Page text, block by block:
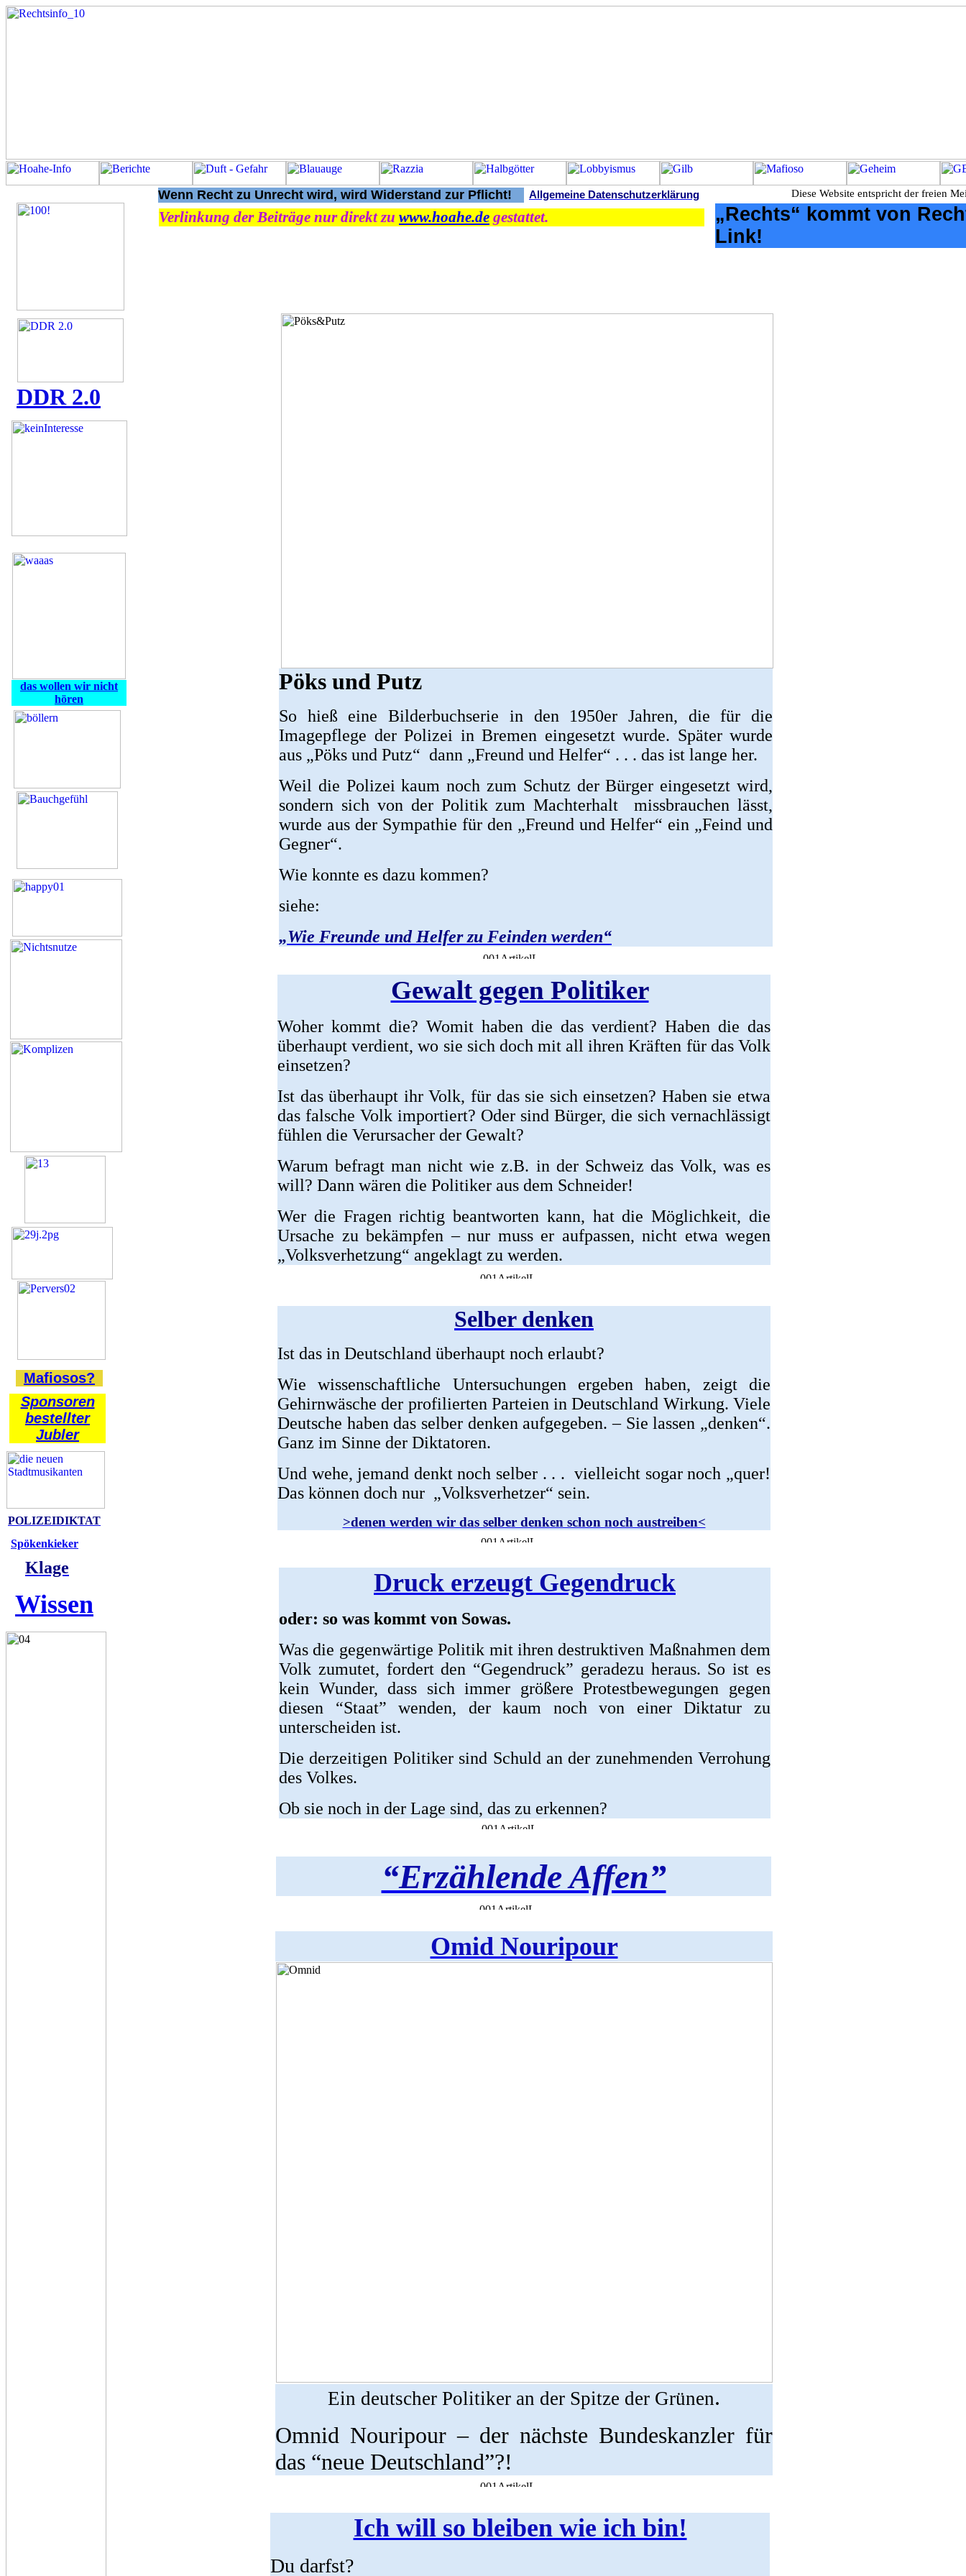
DDR 2.0
das wollen wir nicht
hören
Mafiosos?
Sponsoren
bestellter
Jubler
POLIZEIDIKTAT
Spökenkieker
Klage
Wissen
Wenn Recht zu Unrecht wird, wird Widerstand zur Pflicht! Allgemeine Datenschutzerklärung Diese Website entspricht der freien
Verlinkung der Beiträge nur direkt zu www.hoahe.de gestattet.
„Rechts“ kommt von
Link!
Pöks und Putz
So hieß eine Bilderbuchserie in den 1950er Jahren, die für die
Imagepflege der Polizei in Bremen eingesetzt wurde. Später wurde
aus „Pöks und Putz“ dann „Freund und Helfer“ . . . das ist lange her.
Weil die Polizei kaum noch zum Schutz der Bürger eingesetzt wird,
sondern sich von der Politik zum Machterhalt missbrauchen lässt,
wurde aus der Sympathie für den „Freund und Helfer“ ein „Feind und
Gegner“.
Wie konnte es dazu kommen?
siehe:
„Wie Freunde und Helfer zu Feinden werden“
Gewalt gegen Politiker
Woher kommt die? Womit haben die das verdient? Haben die das
überhaupt verdient, wo sie sich doch mit all ihren Kräften für das Volk
einsetzen?
Ist das überhaupt ihr Volk, für das sie sich einsetzen? Haben sie etwa
das falsche Volk importiert? Oder sind Bürger, die sich vernachlässigt
fühlen die Verursacher der Gewalt?
Warum befragt man nicht wie z.B. in der Schweiz das Volk, was es
will? Dann wären die Politiker aus dem Schneider!
Wer die Fragen richtig beantworten kann, hat die Möglichkeit, die
Ursache zu bekämpfen – nur muss er aufpassen, nicht etwa wegen
„Volksverhetzung“ angeklagt zu werden.
Selber denken
Ist das in Deutschland überhaupt noch erlaubt?
Wie wissenschaftliche Untersuchungen ergeben haben, zeigt die
Gehirnwäsche der profilierten Parteien in Deutschland Wirkung. Viele
Deutsche haben das selber denken aufgegeben. – Sie lassen „denken“.
Ganz im Sinne der Diktatoren.
Und wehe, jemand denkt noch selber . . . vielleicht sogar noch „quer!
Das können doch nur „Volksverhetzer“ sein.
>denen werden wir das selber denken schon noch austreiben<
Druck erzeugt Gegendruck
oder: so was kommt von Sowas.
Was die gegenwärtige Politik mit ihren destruktiven Maßnahmen dem
Volk zumutet, fordert den “Gegendruck” geradezu heraus. So ist es
kein Wunder, dass sich immer größere Protestbewegungen gegen
diesen “Staat” wenden, der kaum noch von einer Diktatur zu
unterscheiden ist.
Die derzeitigen Politiker sind Schuld an der zunehmenden Verrohung
des Volkes.
Ob sie noch in der Lage sind, das zu erkennen?
“Erzählende Affen”
Omid Nouripour
Ein deutscher Politiker an der Spitze der Grünen.
Omnid Nouripour – der nächste Bundeskanzler für
das “neue Deutschland”?!
Ich will so bleiben wie ich bin!
Du darfst?